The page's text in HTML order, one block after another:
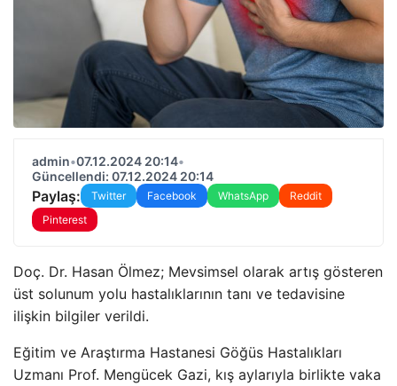
admin•07.12.2024 20:14•
Güncellendi: 07.12.2024 20:14
Paylaş: Twitter Facebook WhatsApp
Reddit
Pinterest
Doç. Dr. Hasan Ölmez; Mevsimsel olarak artış gösteren
üst solunum yolu hastalıklarının tanı ve tedavisine
ilişkin bilgiler verildi.
Eğitim ve Araştırma Hastanesi Göğüs Hastalıkları
Uzmanı Prof. Mengücek Gazi, kış aylarıyla birlikte vaka